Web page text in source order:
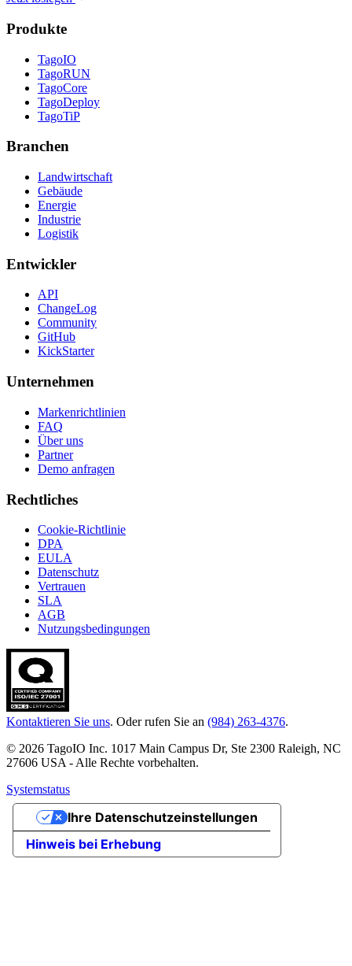
Produkte
TagoIO
TagoRUN
TagoCore
TagoDeploy
TagoTiP
Branchen
Landwirtschaft
Gebäude
Energie
Industrie
Logistik
Entwickler
API
ChangeLog
Community
GitHub
KickStarter
Unternehmen
Markenrichtlinien
FAQ
Über uns
Partner
Demo anfragen
Rechtliches
Cookie-Richtlinie
DPA
EULA
Datenschutz
Vertrauen
SLA
AGB
Nutzungsbedingungen
Kontaktieren Sie uns. Oder rufen Sie an (984) 263-4376.
© 2026 TagoIO Inc. 1017 Main Campus Dr, Ste 2300 Raleigh, NC
27606 USA - Alle Rechte vorbehalten.
Systemstatus
Hinweis bei Erhebung
Ihre Datenschutzeinstellungen